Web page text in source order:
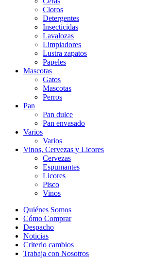
Cloros
Detergentes
Insecticidas
Lavalozas
Limpiadores
Lustra zapatos
Papeles
Mascotas
Gatos
Mascotas
Perros
Pan
Pan dulce
Pan envasado
Varios
Varios
Vinos, Cervezas y Licores
Cervezas
Espumantes
Licores
Pisco
Vinos
Quiénes Somos
Cómo Comprar
Despacho
Noticias
Criterio cambios
Trabaja con Nosotros